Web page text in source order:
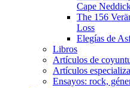
Cape
The 156
Loss
Elegías de
Libros
Artículos de
Artículos
Ensayos: rock,